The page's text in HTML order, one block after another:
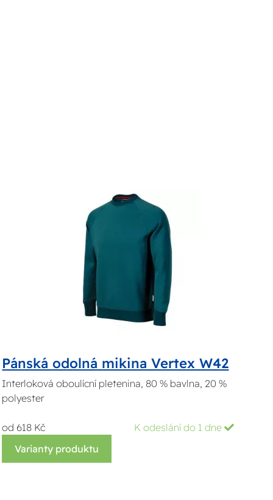
Pánská odolná mikina Vertex W42
Interloková oboulícní pletenina, 80 % bavlna, 20 %
polyester
od 618 Kč
K odeslání do 1 dne
Varianty produktu